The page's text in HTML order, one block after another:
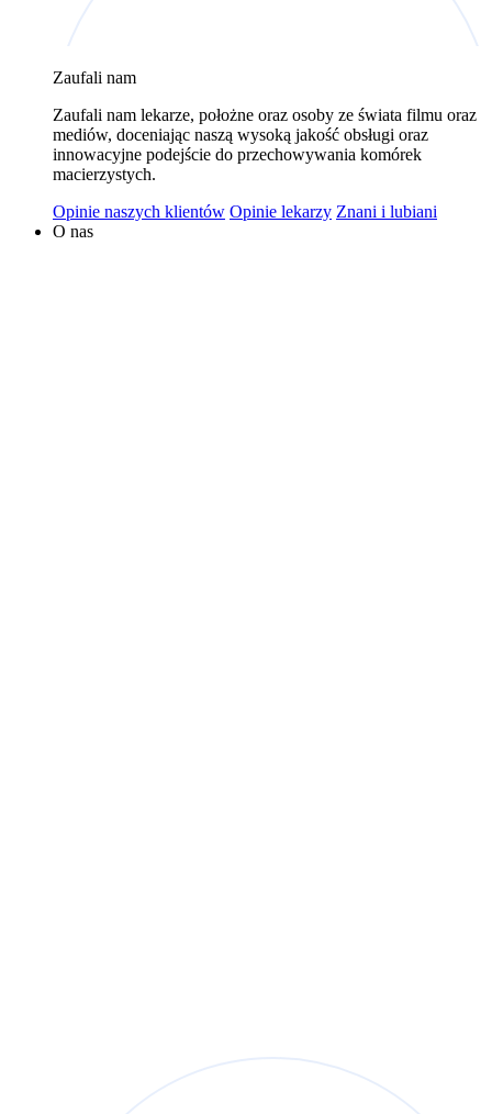
wykorzystywaniem plików cookies w powyższych celach
siedzibą w Warszawie. Niezależnymi administratorami
danych mogą być także nasi partnerzy. Informacje na
temat wykorzystywanych plików cookies i przetwarzania
danych osobowych, w tym o przysługujących prawach,
znajduje się wPolityce Prywatności
Zaufali nam
Zaufali nam lekarze, położne oraz osoby ze świata filmu oraz
mediów, doceniając naszą wysoką jakość obsługi oraz
innowacyjne podejście do przechowywania komórek
macierzystych.
Opinie naszych klientów Opinie lekarzy Znani i lubiani
O nas